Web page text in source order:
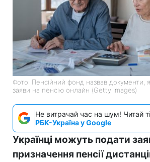
Фото: Пенсійний фонд назвав документи,
заяви на пенсію онлайн (Getty Images)
Не витрачай час на шум! Читай
РБК-Україна у Google
Українці можуть подати
призначення пенсії